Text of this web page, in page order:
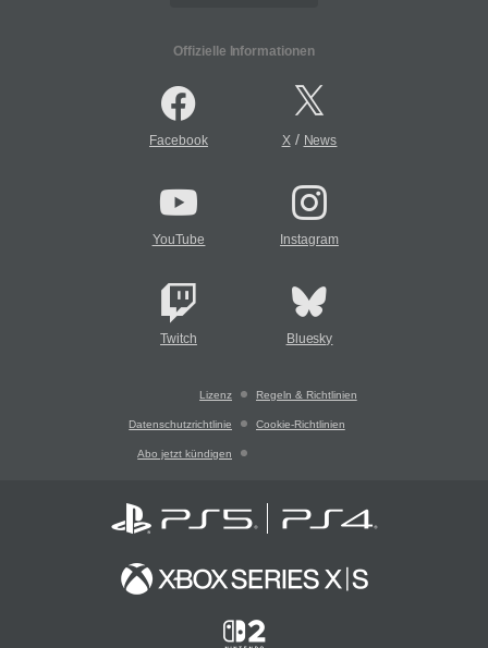
Offizielle Informationen
Facebook X/ News
YouTube Instagram
Twitch Bluesky
Lizenz Regeln & Richtlinien
Datenschutzrichtlinie Cookie-Richtlinien
Abo jetzt kündigen